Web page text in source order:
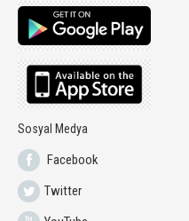
Sosyal Medya
Facebook
Twitter